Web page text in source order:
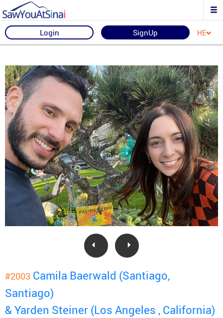
Login SignUp HE
#2003 Camila Baerwald (Santiago,
Santiago)
& Yarden Steiner (Los Angeles , California)